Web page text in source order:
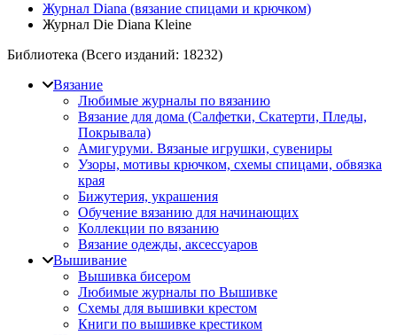
Журнал Diana (вязание спицами и крючком)
Журнал Die Diana Kleine
Библиотека (Всего изданий: 18232)
Вязание
Любимые журналы по вязанию
Вязание для дома (Салфетки, Скатерти, Пледы,
Покрывала)
Амигуруми. Вязаные игрушки, сувениры
Узоры, мотивы крючком, схемы спицами, обвязка
края
Бижутерия, украшения
Обучение вязанию для начинающих
Коллекции по вязанию
Вязание одежды, аксессуаров
Вышивание
Вышивка бисером
Любимые журналы по Вышивке
Схемы для вышивки крестом
Книги по вышивке крестиком